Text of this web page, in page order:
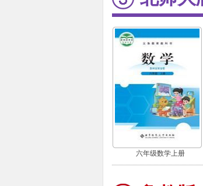
六年级数学上册